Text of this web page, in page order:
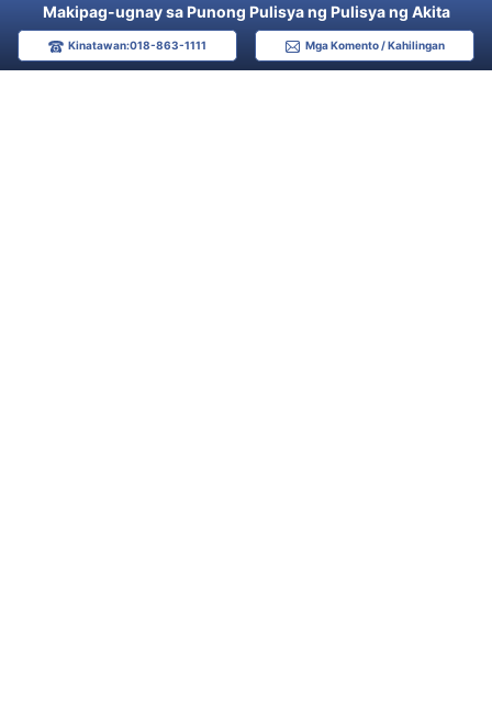
Makipag-ugnay sa Punong Pulisya ng Pulisya ng Akita
Kinatawan:018-863-1111 Mga Komento / Kahilingan